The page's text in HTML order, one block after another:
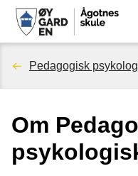
Å
g
t
n
Du
her:
Pedagogisk
Om